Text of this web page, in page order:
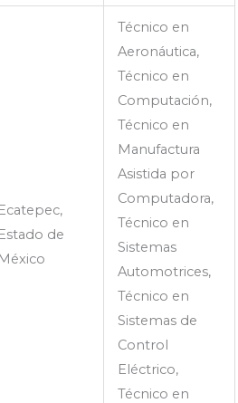
Ecatepec,
Estado de
México
Técnico en
Aeronáutica,
Técnico en
Computación,
Técnico en
Manufactura
Asistida por
Computadora,
Técnico en
Sistemas
Automotrices,
Técnico en
Sistemas de
Control
Eléctrico,
Técnico en